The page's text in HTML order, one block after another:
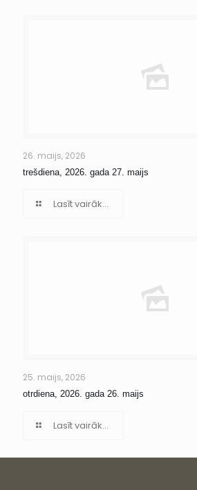
26. maijs, 2026
trešdiena, 2026. gada 27. maijs
Lasīt vairāk...
25. maijs, 2026
otrdiena, 2026. gada 26. maijs
Lasīt vairāk...